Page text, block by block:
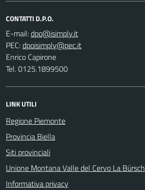
CONTATTI D.P.O.
E-mail:
PEC:
Enrico Capirone
Tel. 0125.1899500
LINK UTILI
Regione Piemonte
Provincia Biella
Siti provinciali
Unione Montana Valle del Cervo La Bürsch
Informativa privacy